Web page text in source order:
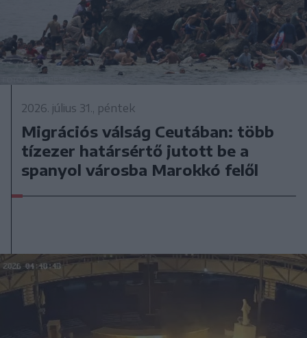
2026. július 31., péntek
Migrációs válság Ceutában: több
tízezer határsértő jutott be a
spanyol városba Marokkó felől